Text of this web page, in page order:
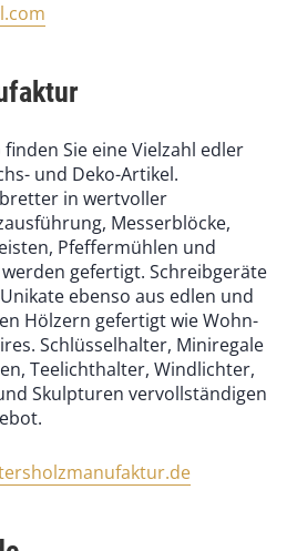
finden Sie eine Vielzahl edler
und Deko-Artikel.
in wertvoller
Messerblöcke,
Pfeffermühlen und
gefertigt. Schreibgeräte
ebenso aus edlen und
Hölzern gefertigt wie Wohn-
Schlüsselhalter, Miniregale
Teelichthalter, Windlichter,
Skulpturen vervollständigen